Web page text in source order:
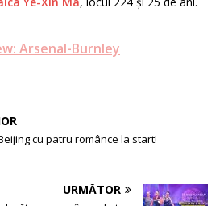
Arsenal-Burnley
cu patru românce la start!
URMĂTOR